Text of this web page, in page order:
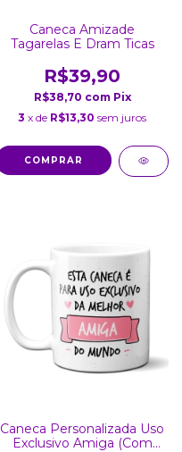
Caneca Amizade
Tagarelas E Dram Ticas
R$39,90
R$38,70 com Pix
3 x de R$13,30 sem juros
COMPRAR
Caneca Personalizada Uso
Exclusivo Amiga (Com